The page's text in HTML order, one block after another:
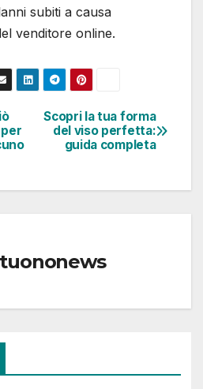
subiti a causa
venditore online.
Scopri la tua forma
del viso perfetta:
guida completa
tuononews